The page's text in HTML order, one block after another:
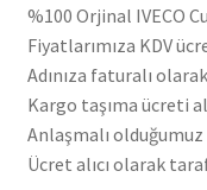
%100 Orjinal IVECO
Fiyatlarımıza KDV
Adınıza faturalı
Kargo taşıma ücreti
Anlaşmalı olduğumuz
Ücret alıcı olarak